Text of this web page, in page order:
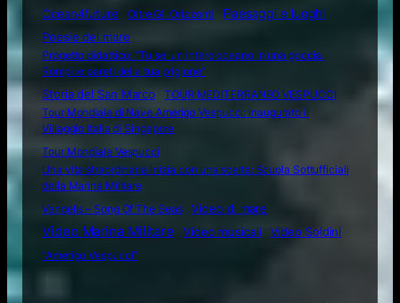
Ocean4future
Oltre Gli Orizzonti
Paesaggi e luoghi
Poesie del mare
Progetto didattico: “Tu sei un intero oceano in una goccia.
Rompi le pareti della tua prigione”
Storia del San Marco
TOUR MEDITERRANEO VESPUCCI
Tour Mondiale di Nave Amerigo Vespucci: inaugurato il
Villaggio Italia di Singapore
Tour Mondiale Vespucci
Una vita straordinaria inizia con una scelta: Scuola Sottufficiali
della Marina Militare
Vangelis – Song Of The Seas
Video di mare
Video Marina Militare Video musicali
Video Soldini
“Amerigo Vespucci”